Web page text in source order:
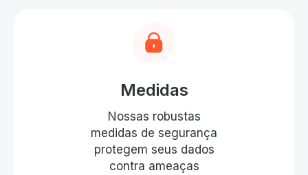
Medidas
Nossas robustas
medidas de segurança
protegem seus dados
contra ameaças